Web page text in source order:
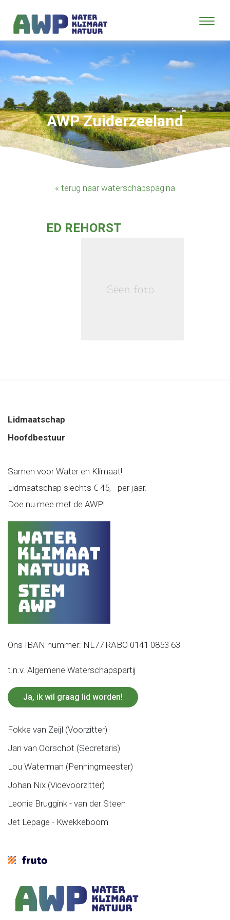
AWP Zuiderzeeland
« terug naar waterschapspagina
ED REHORST
Lidmaatschap
Hoofdbestuur
Samen voor Water en Klimaat!
Lidmaatschap slechts € 45, - per jaar.
Doe nu mee met de AWP!
Ons IBAN nummer: NL77 RABO 0141 0853 63
t.n.v. Algemene Waterschapspartij
Ja, ik wil graag lid worden!
Fokke van Zeijl (Voorzitter)
Jan van Oorschot (Secretaris)
Lou Waterman (Penningmeester)
Johan Nix (Vicevoorzitter)
Leonie Bruggink - van der Steen
Jet Lepage - Kwekkeboom